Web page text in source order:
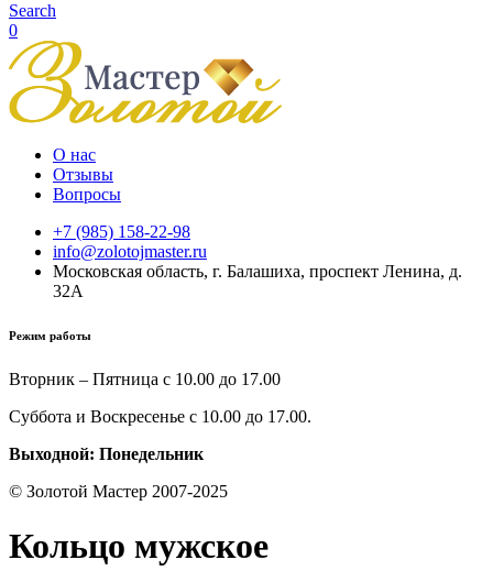
Search
0
О нас
Отзывы
Вопросы
+7 (985) 158-22-98
info@zolotojmaster.ru
Московская область, г. Балашиха, проспект Ленина, д.
32А
Режим работы
Вторник – Пятница с 10.00 до 17.00
Суббота и Воскресенье с 10.00 до 17.00.
Выходной: Понедельник
© Золотой Мастер 2007-2025
Кольцо мужское